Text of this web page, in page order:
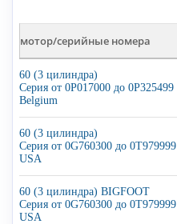
мотор/серийные номера
60 (3 цилиндра)
Серия от 0P017000 до 0P325499
Belgium
60 (3 цилиндра)
Серия от 0G760300 до 0T979999
USA
60 (3 цилиндра) BIGFOOT
Серия от 0G760300 до 0T979999
USA